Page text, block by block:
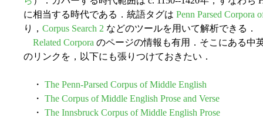
に相当する時代である．統語タグは Penn Parsed Corpora
り， Corpus Search 2 などのツールを用いて解析できる．
Related Corpora のページの情報も有用．そこにある中
のリンクを，以下にも張りつけておきたい．
・ The Penn-Parsed Corpus of Middle English
・ The Corpus of Middle English Prose and Verse
・ The Innsbruck Corpus of Middle English Prose